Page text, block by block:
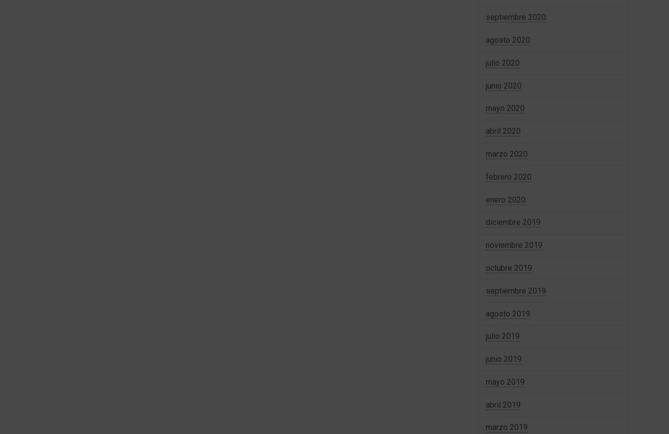
septiembre 2020
agosto 2020
julio 2020
junio 2020
mayo 2020
abril 2020
marzo 2020
febrero 2020
enero 2020
diciembre 2019
noviembre 2019
octubre 2019
septiembre 2019
agosto 2019
julio 2019
junio 2019
mayo 2019
abril 2019
marzo 2019